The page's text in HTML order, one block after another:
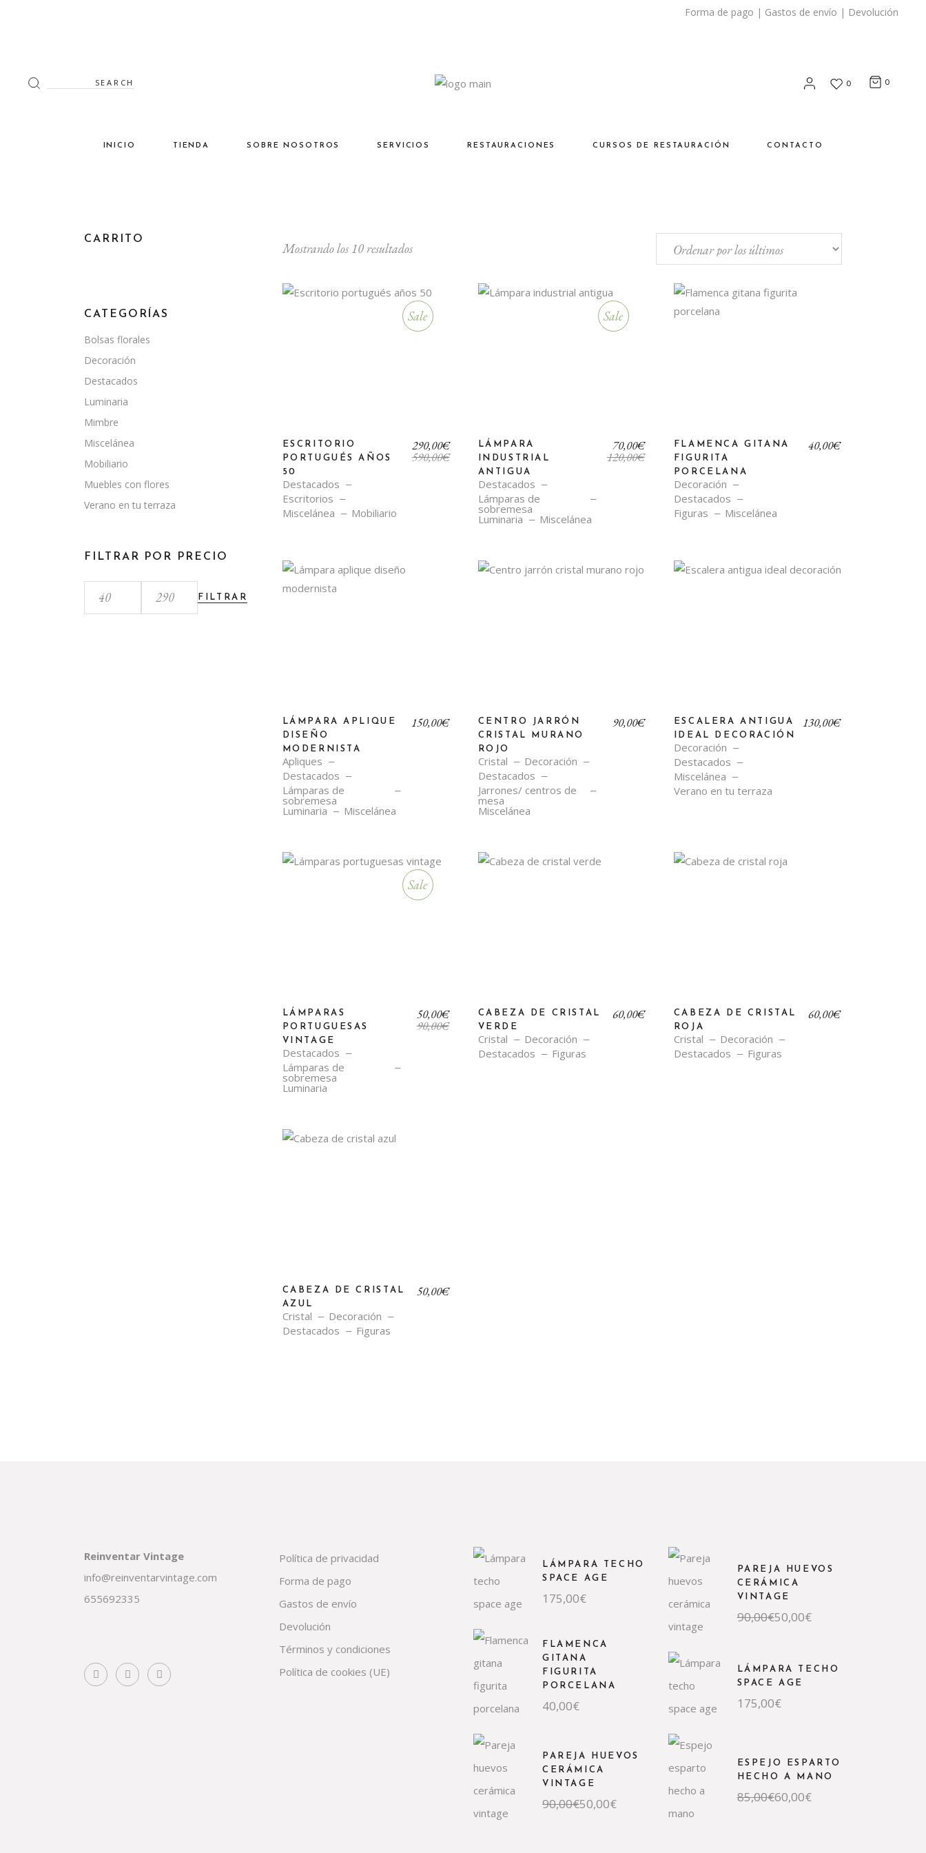
Forma de pago | Gastos de envío | Devolución
Search
for: 0 0
INICIO TIENDA SOBRE NOSOTROS SERVICIOS RESTAURACIONES CURSOS DE RESTAURACIÓN CONTACTO
Mostrando los 10 resultadospor
Sale
ESCRITORIO
PORTUGUÉS AÑOS
50
Destacados
Escritorios
Miscelánea
Mobiliario
590,00€
El
precio
original
590,00€.
290,00€El
precio
290,00€.
Sale
LÁMPARA
INDUSTRIAL
ANTIGUA
Destacados
Lámparas de
sobremesa
Luminaria Miscelánea
120,00€
El
precio
original
120,00€.
70,00€El
precio
70,00€.
FLAMENCA GITANA
FIGURITA
PORCELANA
Decoración
Destacados
Figuras
Miscelánea
40,00€
LÁMPARA APLIQUE
DISEÑO
MODERNISTA
Apliques
Destacados
Lámparas de
sobremesa
Luminaria Miscelánea
150,00€
CENTRO JARRÓN
CRISTAL MURANO
ROJO
Cristal
Decoración
Destacados
Jarrones/ centros de
mesa
Miscelánea
90,00€
ESCALERA ANTIGUA
IDEAL DECORACIÓN
Decoración
Destacados
Miscelánea
Verano en tu terraza
130,00€
Sale
LÁMPARAS
PORTUGUESAS
VINTAGE
Destacados
Lámparas de
sobremesa
Luminaria
90,00€
El
precio
original
90,00€.
50,00€El
precio
50,00€.
CABEZA DE CRISTAL
VERDE
Cristal
Decoración
Destacados
Figuras
60,00€
CABEZA DE CRISTAL
ROJA
Cristal
Decoración
Destacados
Figuras
60,00€
CABEZA DE CRISTAL
AZUL
Cristal
Decoración
Destacados
Figuras
50,00€
CARRITO
CATEGORÍAS
Bolsas florales
Decoración
Destacados
Luminaria
Mimbre
Miscelánea
Mobiliario
Muebles con flores
Verano en tu terraza
FILTRAR POR PRECIO
Precio
mínimo
Precio
máximo
FILTRAR
Reinventar Vintage
info@reinventarvintage.com
655692335
Política de privacidad
Forma de pago
Gastos de envío
Devolución
Términos y condiciones
Política de cookies (UE)
LÁMPARA TECHO
SPACE AGE
175,00€
FLAMENCA
GITANA
FIGURITA
PORCELANA
40,00€
PAREJA HUEVOS
CERÁMICA
VINTAGE
90,00€
El
precio
50,00€
El
precio
PAREJA HUEVOS
CERÁMICA
VINTAGE
90,00€
El
precio
90,00€.
50,00€
El
precio
50,00€.
LÁMPARA TECHO
SPACE AGE
175,00€
ESPEJO ESPARTO
HECHO A MANO
85,00€
El
precio
60,00€
El
precio